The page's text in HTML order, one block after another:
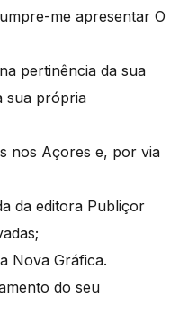
me apresentar O
pertinência da sua
sua própria
nos Açores e, por via
da editora Publiçor
Nova Gráfica.
do seu